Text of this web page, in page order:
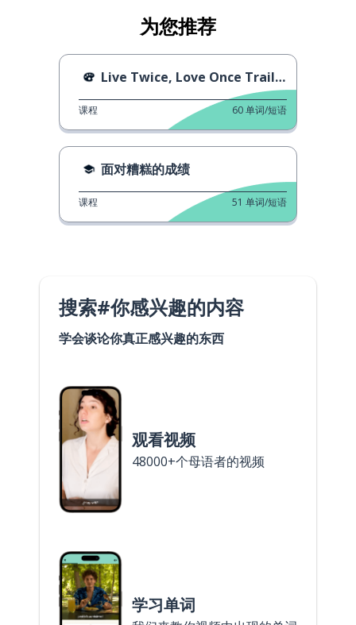
为您推荐
Live Twice, Love Once Trailer
课程 60单词/短语
面对糟糕的成绩
课程 51 单词/短语
搜索#你感兴趣的内容
学会谈论你真正感兴趣的东西
观看视频
48000+个母语者的视频
学习单词